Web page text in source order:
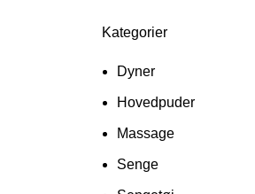
Kategorier
Dyner
Hovedpuder
Massage
Senge